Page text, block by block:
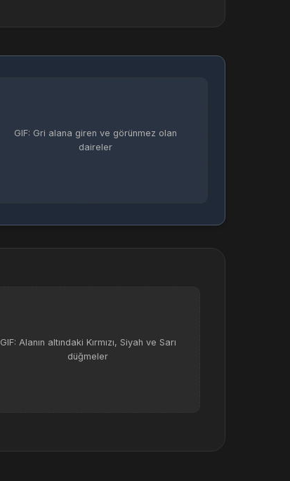
GIF: Gri alana giren ve görünmez olan
daireler
GIF: Alanın altındaki Kırmızı, Siyah ve Sarı
düğmeler